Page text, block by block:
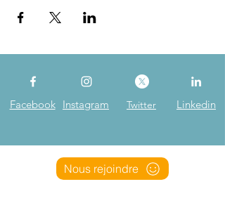
Instagram
Facebook Linkedin
Twitter
Nous rejoindre